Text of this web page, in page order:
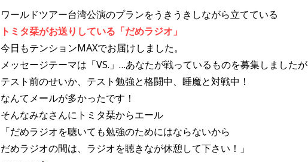
ワールドツアー台湾公演のプランをうきうきしながら立てている
トミタ栞がお送りしている「だめラジオ」
今日もテンションMAXでお届けしました。
メッセージテーマは「VS.」…あなたが戦っているものを募集しましたが
テスト前のせいか、テスト勉強と格闘中、睡魔と対戦中！
なんてメールが多かったです！
そんなみなさんにトミタ栞からエール
「だめラジオを聴いても勉強のためにはならないから
だめラジオの間は、ラジオを聴きなが休憩して下さい！」